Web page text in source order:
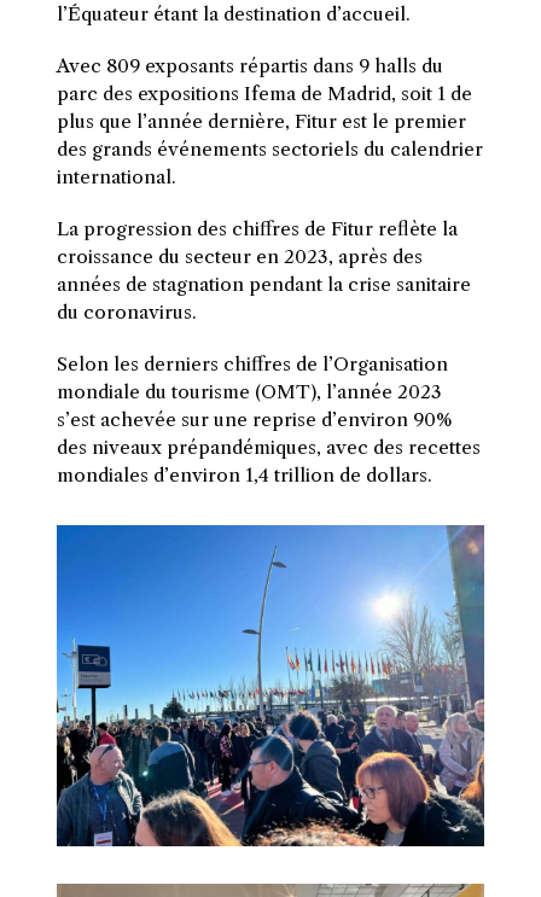
l’Équateur étant la destination d’accueil.
Avec 809 exposants répartis dans 9 halls du
parc des expositions Ifema de Madrid, soit 1 de
plus que l’année dernière, Fitur est le premier
des grands événements sectoriels du calendrier
international.
La progression des chiffres de Fitur reflète la
croissance du secteur en 2023, après des
années de stagnation pendant la crise sanitaire
du coronavirus.
Selon les derniers chiffres de l’Organisation
mondiale du tourisme (OMT), l’année 2023
s’est achevée sur une reprise d’environ 90%
des niveaux prépandémiques, avec des recettes
mondiales d’environ 1,4 trillion de dollars.